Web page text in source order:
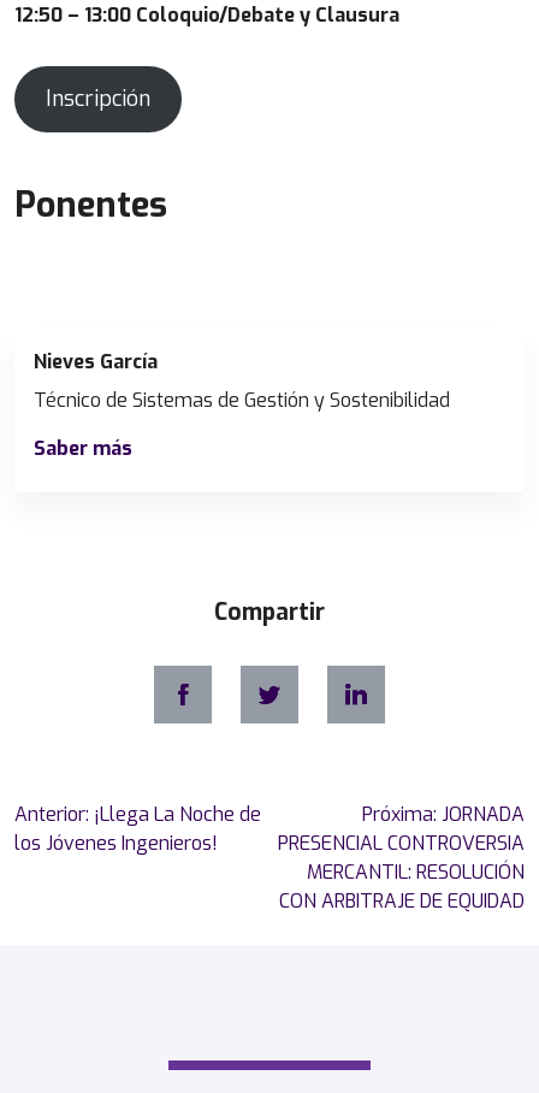
12:50 – 13:00 Coloquio/Debate y Clausura
Inscripción
Ponentes
Nieves García
Técnico de Sistemas de Gestión y Sostenibilidad
Saber más
í
a
Compartir
Navegación
de
Anterior: ¡Llega La Noche de
los Jóvenes Ingenieros!
Próxima: JORNADA
PRESENCIAL CONTROVERSIA
MERCANTIL: RESOLUCIÓN
CON ARBITRAJE DE EQUIDAD